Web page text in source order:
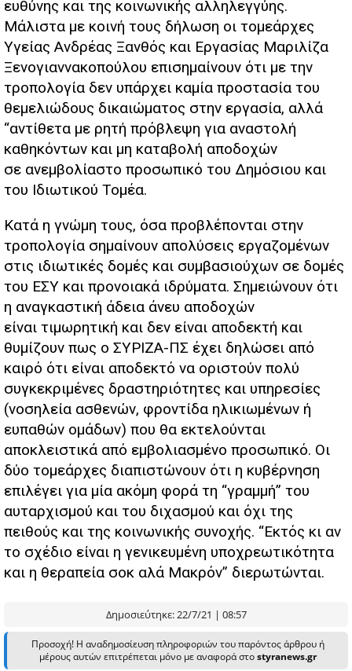
ευθύνης και της κοινωνικής αλληλεγγύης.
Μάλιστα με κοινή τους δήλωση οι τομεάρχες
Υγείας Ανδρέας Ξανθός και Εργασίας Μαριλίζα
Ξενογιαννακοπούλου επισημαίνουν ότι με την
τροπολογία δεν υπάρχει καμία προστασία του
θεμελιώδους δικαιώματος στην εργασία, αλλά
“αντίθετα με ρητή πρόβλεψη για αναστολή
καθηκόντων και μη καταβολή αποδοχών
σε ανεμβολίαστο προσωπικό του Δημόσιου και
του Ιδιωτικού Τομέα.
Κατά η γνώμη τους, όσα προβλέπονται στην
τροπολογία σημαίνουν απολύσεις εργαζομένων
στις ιδιωτικές δομές και συμβασιούχων σε δομές
του ΕΣΥ και προνοιακά ιδρύματα. Σημειώνουν ότι
η αναγκαστική άδεια άνευ αποδοχών
είναι τιμωρητική και δεν είναι αποδεκτή και
θυμίζουν πως ο ΣΥΡΙΖΑ-ΠΣ έχει δηλώσει από
καιρό ότι είναι αποδεκτό να οριστούν πολύ
συγκεκριμένες δραστηριότητες και υπηρεσίες
(νοσηλεία ασθενών, φροντίδα ηλικιωμένων ή
ευπαθών ομάδων) που θα εκτελούνται
αποκλειστικά από εμβολιασμένο προσωπικό. Οι
δύο τομεάρχες διαπιστώνουν ότι η κυβέρνηση
επιλέγει για μία ακόμη φορά τη “γραμμή” του
αυταρχισμού και του διχασμού και όχι της
πειθούς και της κοινωνικής συνοχής. “Εκτός κι αν
το σχέδιο είναι η γενικευμένη υποχρεωτικότητα
και η θεραπεία σοκ αλά Μακρόν” διερωτώνται.
Δημοσιεύτηκε: 22/7/21 | 08:57
Προσοχή! Η αναδημοσίευση πληροφοριών του παρόντος άρθρου ή
μέρους αυτών επιτρέπεται μόνο με αναφορά στοstyranews.gr